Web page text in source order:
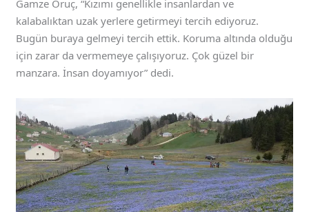
Gamze Oruç, “Kızımı genellikle insanlardan ve
kalabalıktan uzak yerlere getirmeyi tercih ediyoruz.
Bugün buraya gelmeyi tercih ettik. Koruma altında olduğu
için zarar da vermemeye çalışıyoruz. Çok güzel bir
manzara. İnsan doyamıyor” dedi.